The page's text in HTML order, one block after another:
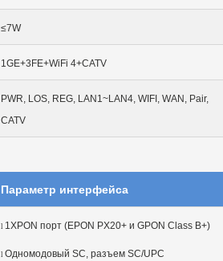
≤7W
1GE+3FE+WiFi 4+CATV
PWR, LOS, REG, LAN1~LAN4, WIFI, WAN, Pair,
CATV
Параметр интерфейса
l 1XPON порт (EPON PX20+ и GPON Class B+)
lОдномодовый SC, разъем SC/UPC